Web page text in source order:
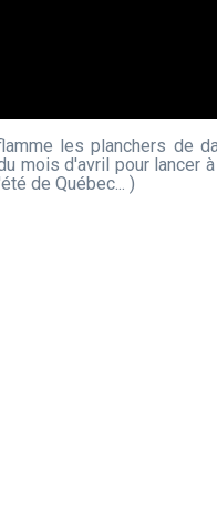
les planchers de
mois d'avril pour lancer
de Québec... )